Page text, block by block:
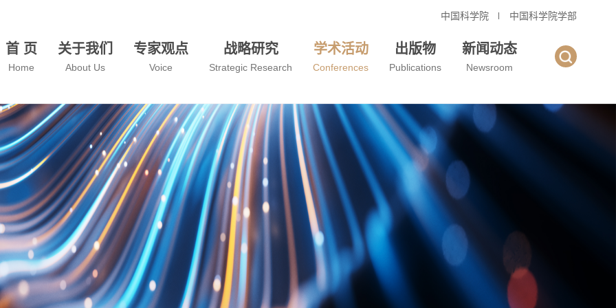
中国科学院 中国科学院学部
首 页
Home
关于我们
About Us
专家观点
Voice
战略研究
Strategic Research
学术活动
Conferences
出版物
Publications
新闻动态
Newsroom